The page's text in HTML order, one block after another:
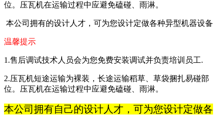
位。压瓦机在运输过程中应避免磕碰、雨淋。
本公司拥有的设计人才，可为您设计定做各种异型机器设备
温馨提示
1.售后调试技术人员会为您免费安装调试并负责培训员工.
2.压瓦机短途运输为裸装，长途运输稻草、草袋捆扎易碰部
位。压瓦机在运输过程中应避免磕碰、雨淋。
本公司拥有自己的设计人才，可为您设计定做各